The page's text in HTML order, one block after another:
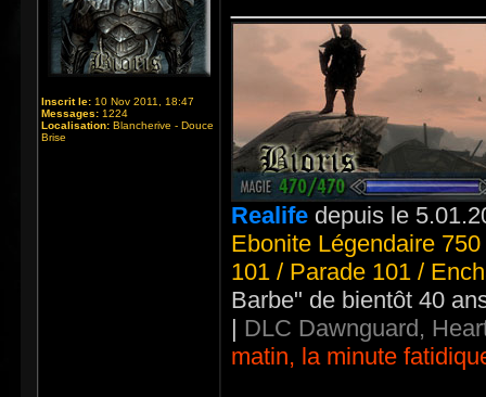
Inscrit le: 10 Nov 2011, 18:47
Messages: 1224
Localisation: Blancherive - Douce
Brise
Realife depuis le
Ebonite Légendaire
101 / Parade 101 /
Barbe" de bientôt 40
| DLC Dawnguard,
matin, la minute